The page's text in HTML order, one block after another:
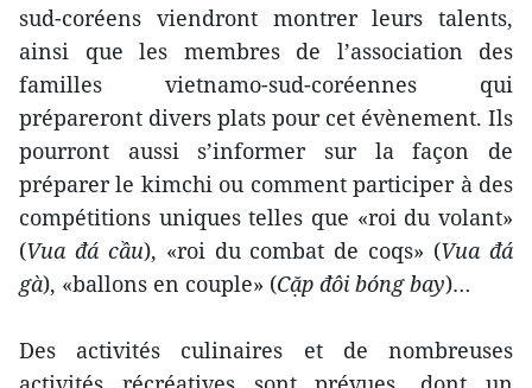
sud-coréens viendront montrer leurs talents,
ainsi que les membres de l’association des
familles vietnamo-sud-coréennes qui
prépareront divers plats pour cet évènement. Ils
pourront aussi s’informer sur la façon de
préparer le kimchi ou comment participer à des
compétitions uniques telles que «roi du volant»
(Vua đá cầu), «roi du combat de coqs» (Vua đá
gà), «ballons en couple» (Cặp đôi bóng bay)…
Des activités culinaires et de nombreuses